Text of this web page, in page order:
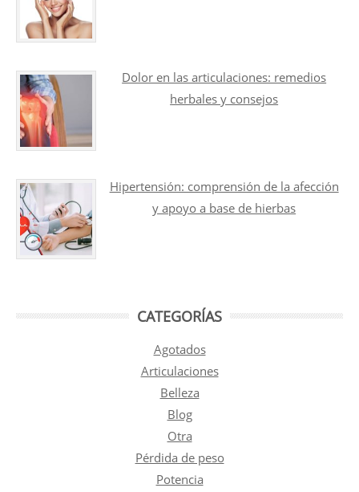
Dolor en las articulaciones: remedios
herbales y consejos
Hipertensión: comprensión de la afección
y apoyo a base de hierbas
CATEGORÍAS
Agotados
Articulaciones
Belleza
Blog
Otra
Pérdida de peso
Potencia